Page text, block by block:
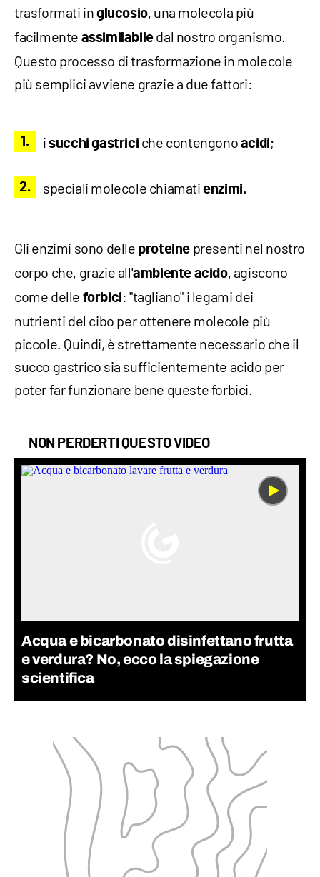
trasformati in glucosio, una molecola più
facilmente assimilabiledal nostro organismo.
Questo processo di trasformazione in molecole
più semplici avviene grazie a due fattori:
isucchi gastrici che contengono acidi;
speciali molecole chiamatienzimi.
Gli enzimi sono delle proteine presenti nel nostro
corpo che, grazie all'ambiente acido, agiscono
come delle forbici: "tagliano" i legami dei
nutrienti del cibo per ottenere molecole più
piccole. Quindi, è strettamente necessario che il
succo gastrico sia sufficientemente acido per
poter far funzionare bene queste forbici.
NON PERDERTI QUESTO VIDEO
Acqua e bicarbonato disinfettano frutta
e verdura? No, ecco la spiegazione
scientifica